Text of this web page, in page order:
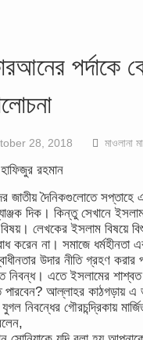
পর্দাকে
28, 2018 মাওলানা
রহমান
জাতীয় দৈনিকগুলোতে সপ্তাহে
দিক। কিন্তু সেখানে
লেখকের ইসলাম বিষয়ে
করেন না। সমাজে ধর্মহীনতা
উদার নীতি গ্রহণ
নিবন্ধ। এতে ইসলামের শাশ্বত
পারবেন? আল্লাহর কাঠগড়ায় এ
নিবন্ধের গৌরচন্দ্রিকায়